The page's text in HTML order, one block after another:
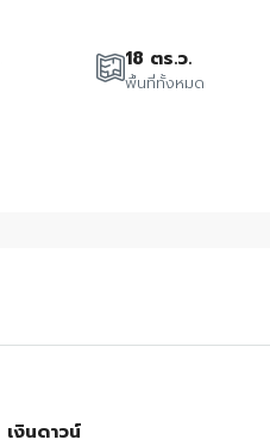
18 ตร.ว.
พื้นที่ทั้งหมด
เงินดาวน์